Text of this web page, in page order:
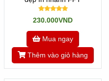
230.000VND
Mua ngay
Thêm vào giỏ hàng